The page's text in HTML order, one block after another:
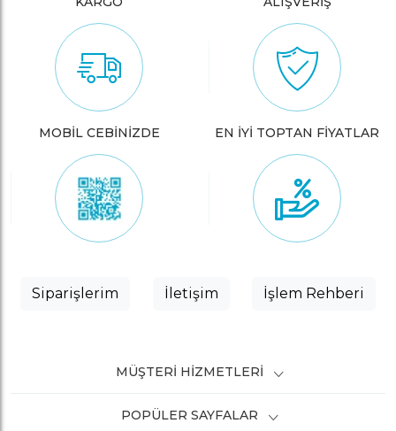
MOBİL CEBİNİZDE EN İYİ TOPTAN FİYATLAR
Siparişlerim İletişim İşlem Rehberi
MÜŞTERI HIZMETLERI
POPÜLER SAYFALAR